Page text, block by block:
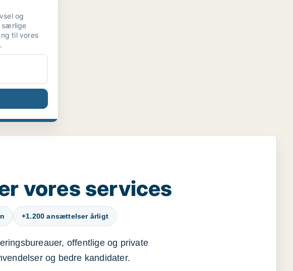
og
særlige
til vores
vores services
+1.200 ansættelser årligt
offentlige og private
og bedre kandidater.